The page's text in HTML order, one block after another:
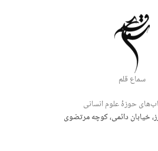
سماع قلم
حوزۀ علوم انسانی
خیابان دائمی، کوچه مرتضوی